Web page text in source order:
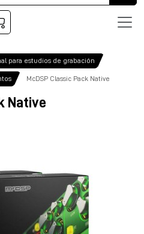
para estudios de grabación
McDSP Classic Pack Native
Native